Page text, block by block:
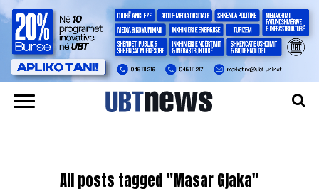
All posts tagged "Masar Gjaka"